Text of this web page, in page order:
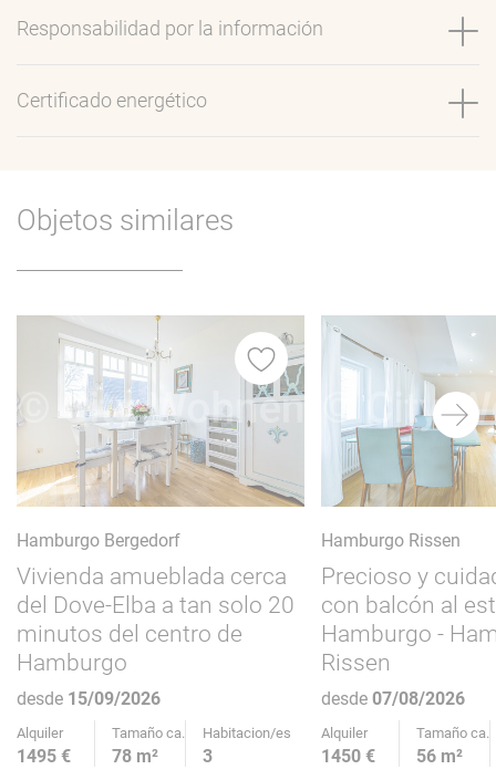
Responsabilidad por la información
Certificado energético
Objetos similares
Hamburgo Bergedorf
Vivienda amueblada cerca
del Dove-Elba a tan solo 20
minutos del centro de
Hamburgo
desde 15/09/2026
Alquiler Tamaño ca. Habitacion/es
1495 € 78 m² 3
Hamburgo Rissen
Precioso y
con balcón al
Hamburgo -
Rissen
desde 07/08/2026
Alquiler Tamaño ca.
1450 € 56 m²
Favoritos